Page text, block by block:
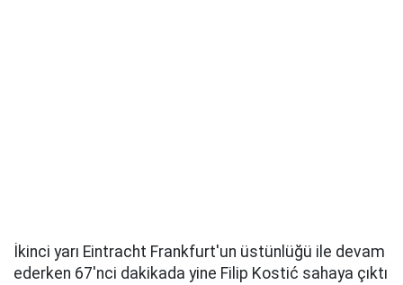
İkinci yarı Eintracht Frankfurt'un üstünlüğü ile devam
ederken 67'nci dakikada yine Filip Kostić sahaya çıktı